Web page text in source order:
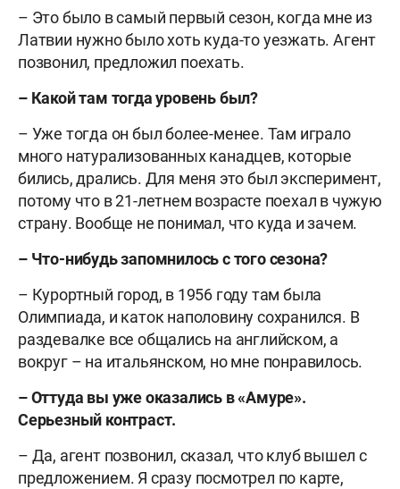
– Это было в самый первый сезон, когда мне из
Латвии нужно было хоть куда-то уезжать. Агент
позвонил, предложил поехать.
– Какой там тогда уровень был?
– Уже тогда он был более-менее. Там играло
много натурализованных канадцев, которые
бились, дрались. Для меня это был эксперимент,
потому что в 21-летнем возрасте поехал в чужую
страну. Вообще не понимал, что куда и зачем.
– Что-нибудь запомнилось с того сезона?
– Курортный город, в 1956 году там была
Олимпиада, и каток наполовину сохранился. В
раздевалке все общались на английском, а
вокруг – на итальянском, но мне понравилось.
– Оттуда вы уже оказались в «Амуре».
Серьезный контраст.
– Да, агент позвонил, сказал, что клуб вышел с
предложением. Я сразу посмотрел по карте,